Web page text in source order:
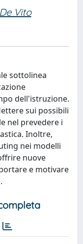
Vito
sottolinea
dell'istruzione.
sui possibili
nel prevedere i
Inoltre,
nei modelli
nuove
e motivare